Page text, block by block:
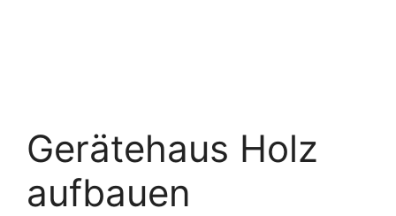
Gerätehaus Holz
aufbauen